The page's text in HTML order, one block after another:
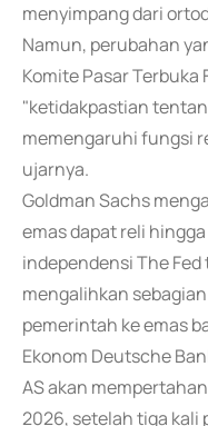
menyimpang dari
Namun, perubahan
Komite Pasar
"ketidakpastian
memengaruhi fungsi
ujarnya.
Goldman Sachs
emas dapat reli
independensi The
mengalihkan
pemerintah ke emas
Ekonom Deutsche
AS akan
2026, setelah tiga kali